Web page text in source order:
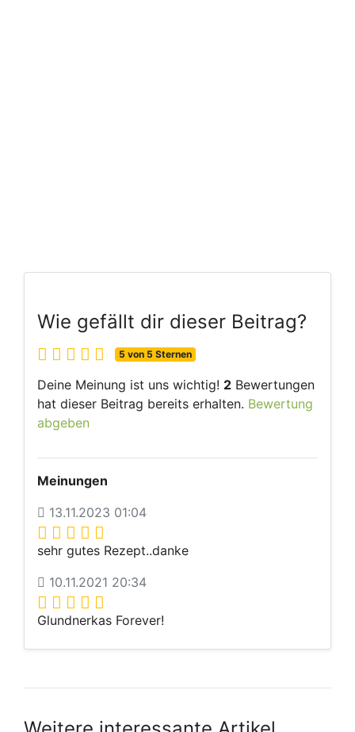
Wie gefällt dir dieser Beitrag?
5 von 5 Sternen
Deine Meinung ist uns wichtig! 2 Bewertungen
hat dieser Beitrag bereits erhalten. Bewertung
abgeben
Meinungen
13.11.2023 01:04
sehr gutes Rezept..danke
10.11.2021 20:34
Glundnerkas Forever!